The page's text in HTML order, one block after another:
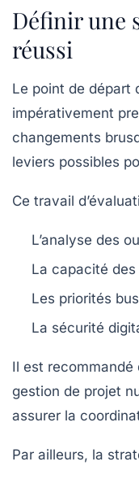
Définir une
réussi
Le point de départ
impérativement
changements
leviers possibles
Ce travail
L’analyse des
La capacité
Les priorités
La sécurité
Il est recommandé
gestion de projet
assurer la
Par ailleurs, la